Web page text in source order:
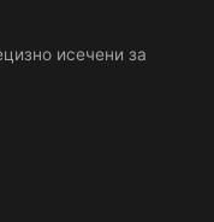
исечени за